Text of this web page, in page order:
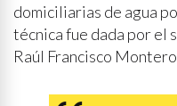
domiciliarias de agua
técnica fue dada por el
Raúl Francisco